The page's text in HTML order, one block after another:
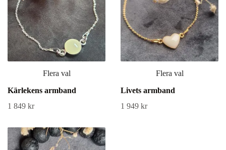
Flera val
Kärlekens armband
1 849 kr
Flera val
Livets armband
1 949 kr